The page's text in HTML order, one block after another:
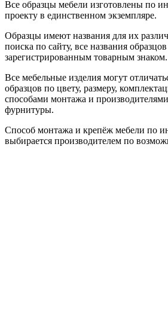
Все образцы мебели изготовлены по
проекту в единственном экземпляре.
Образцы имеют названия для их
поиска по сайту, все названия
зарегистрированным товарным знаком.
Все мебельные изделия могут
образцов по цвету, размеру,
способами монтажа и
фурнитуры.
Способ монтажа и крепёж мебели по
выбирается производителем по